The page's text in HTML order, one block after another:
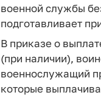
военной службы
подготавливает
В приказе о
(при наличии),
военнослужащий
которые